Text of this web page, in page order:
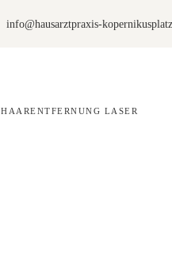
info@hausarztpraxis-
HAARENTFERNUNG LASER